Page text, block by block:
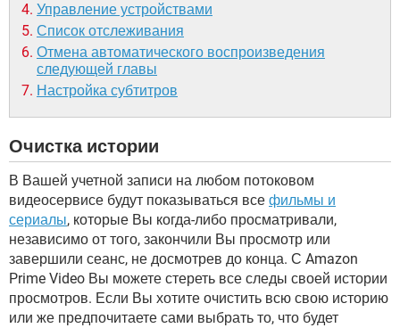
Управление устройствами
Список отслеживания
Отмена автоматического воспроизведения
следующей главы
Настройка субтитров
Очистка истории
В Вашей учетной записи на любом потоковом
видеосервисе будут показываться все фильмы и
сериалы, которые Вы когда-либо просматривали,
независимо от того, закончили Вы просмотр или
завершили сеанс, не досмотрев до конца. С Amazon
Prime Video Вы можете стереть все следы своей истории
просмотров. Если Вы хотите очистить всю свою историю
или же предпочитаете сами выбрать то, что будет